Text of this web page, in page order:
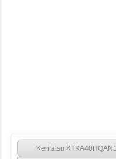
Kentatsu KTKA40HQAN1